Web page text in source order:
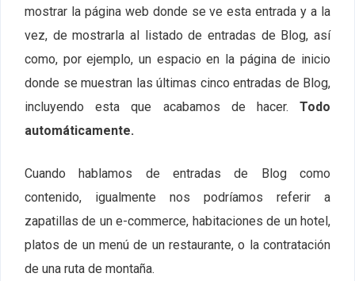
mostrar la página web donde se ve esta entrada y a la
vez, de mostrarla al listado de entradas de Blog, así
como, por ejemplo, un espacio en la página de inicio
donde se muestran las últimas cinco entradas de Blog,
incluyendo esta que acabamos de hacer. Todo
automáticamente.
Cuando hablamos de entradas de Blog como
contenido, igualmente nos podríamos referir a
zapatillas de un e-commerce, habitaciones de un hotel,
platos de un menú de un restaurante, o la contratación
de una ruta de montaña.